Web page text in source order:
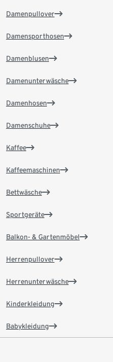
Damenpullover
Damensporthosen
Damenblusen
Damenunterwäsche
Damenhosen
Damenschuhe
Kaffee
Kaffeemaschinen
Bettwäsche
Sportgeräte
Balkon- & Gartenmöbel
Herrenpullover
Herrenunterwäsche
Kinderkleidung
Babykleidung